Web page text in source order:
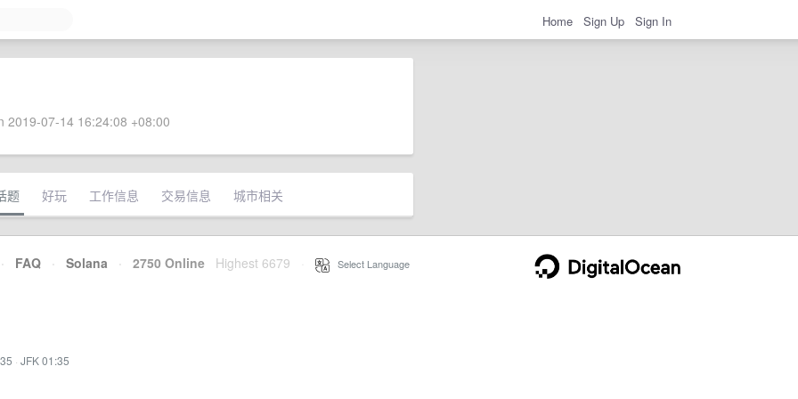
Home Sign Up Sign In
2019-07-14 16:24:08 +08:00
题 好玩 工作信息 交易信息 城市相关
· FAQ · Solana · 2750 Online Highest 6679 Select Language
· JFK 01:35